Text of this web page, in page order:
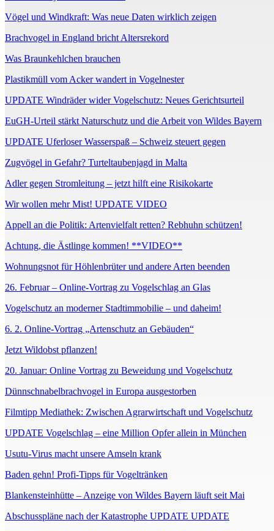
Vögel und Windkraft: Was neue Daten wirklich zeigen
Brachvogel in England bricht Altersrekord
Was Braunkehlchen brauchen
Plastikmüll vom Acker wandert in Vogelnester
UPDATE Windräder wider Vogelschutz: Neues Gerichtsurteil
EuGH-Urteil stärkt Naturschutz und die Arbeit von Wildes Bayern
UPDATE Uferloser Wasserspaß – Schweiz steuert gegen
Zugvögel in Gefahr? Turteltaubenjagd in Malta
Adler gegen Stromleitung – jetzt hilft eine Risikokarte
Wir wollen mehr Mist! UPDATE VIDEO
Appell an die Politik: Artenvielfalt retten? Rebhuhn schützen!
Achtung, die Ästlinge kommen! **VIDEO**
Wohnungsnot für Höhlenbrüter und andere Arten beenden
26. Februar – Online-Vortrag zu Vogelschlag an Glas
Vogelschutz an moderner Stadtimmobilie – und daheim!
6. 2. Online-Vortrag „Artenschutz an Gebäuden“
Jetzt Wildobst pflanzen!
20. Januar: Online Vortrag zu Beweidung und Vogelschutz
Dünnschnabelbrachvogel in Europa ausgestorben
Filmtipp Mediathek: Zwischen Agrarwirtschaft und Vogelschutz
UPDATE Vogelschlag – eine Million Opfer allein in München
Usutu-Virus macht unsere Amseln krank
Baden gehn! Profi-Tipps für Vogeltränken
Blankensteinhütte – Anzeige von Wildes Bayern läuft seit Mai
Abschusspläne nach der Katastrophe UPDATE UPDATE